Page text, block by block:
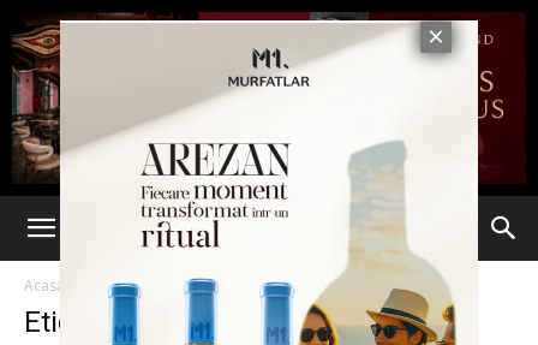
Acasă Etichete Prespcrtie
Etichetă: prespcrtie